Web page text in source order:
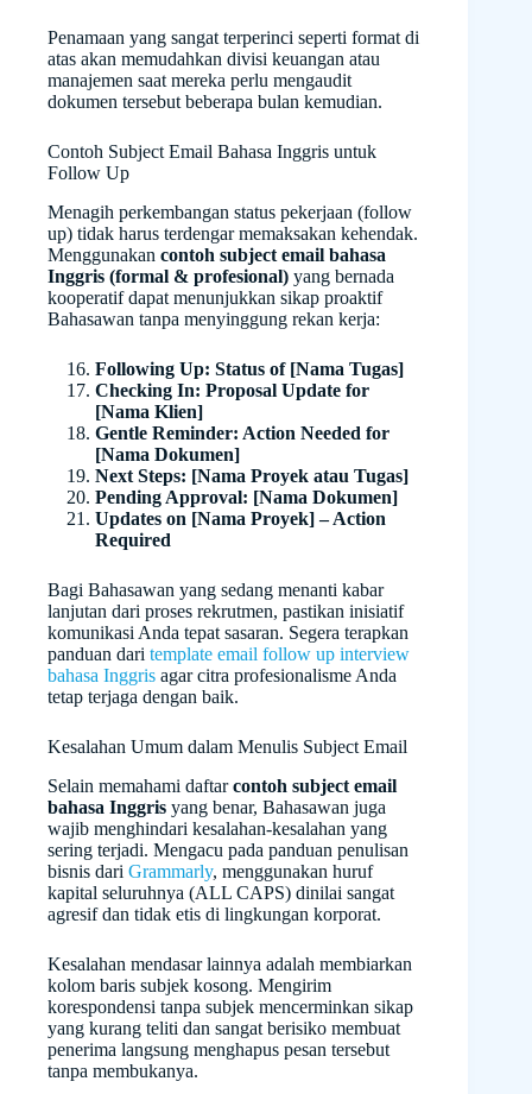
Penamaan yang sangat terperinci seperti format di
atas akan memudahkan divisi keuangan atau
manajemen saat mereka perlu mengaudit
dokumen tersebut beberapa bulan kemudian.
Contoh Subject Email Bahasa Inggris untuk
Follow Up
Menagih perkembangan status pekerjaan (follow
up) tidak harus terdengar memaksakan kehendak.
Menggunakan contoh subject email bahasa
Inggris (formal & profesional) yang bernada
kooperatif dapat menunjukkan sikap proaktif
Bahasawan tanpa menyinggung rekan kerja:
Following Up: Status of [Nama Tugas]
Checking In: Proposal Update for
[Nama Klien]
Gentle Reminder: Action Needed for
[Nama Dokumen]
Next Steps: [Nama Proyek atau Tugas]
Pending Approval: [Nama Dokumen]
Updates on [Nama Proyek] – Action
Required
Bagi Bahasawan yang sedang menanti kabar
lanjutan dari proses rekrutmen, pastikan inisiatif
komunikasi Anda tepat sasaran. Segera terapkan
panduan dari template email follow up interview
bahasa Inggris agar citra profesionalisme Anda
tetap terjaga dengan baik.
Kesalahan Umum dalam Menulis Subject Email
Selain memahami daftarcontoh subject email
bahasa Inggris yang benar, Bahasawan juga
wajib menghindari kesalahan-kesalahan yang
sering terjadi. Mengacu pada panduan penulisan
bisnis dari Grammarly, menggunakan huruf
kapital seluruhnya (ALL CAPS) dinilai sangat
agresif dan tidak etis di lingkungan korporat.
Kesalahan mendasar lainnya adalah membiarkan
kolom baris subjek kosong. Mengirim
korespondensi tanpa subjek mencerminkan sikap
yang kurang teliti dan sangat berisiko membuat
penerima langsung menghapus pesan tersebut
tanpa membukanya.